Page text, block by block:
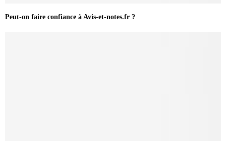
Peut-on faire confiance à Avis-et-notes.fr ?